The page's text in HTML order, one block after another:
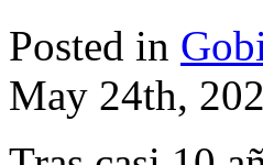
Posted in
May 24th,